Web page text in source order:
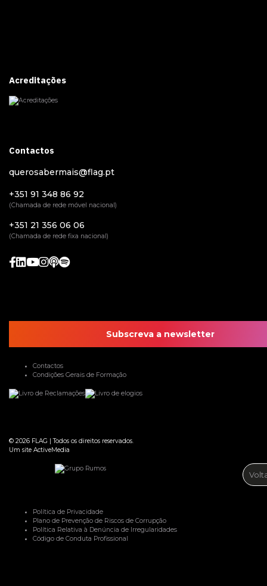
Acreditações
Contactos
querosabermais@flag.pt
+351 91 348 86 92
(Chamada de rede móvel nacional)
+351 21 356 06 06
(Chamada de rede fixa nacional)
Subscreva a newsletter
Contactos
Condições Gerais de Formação
© 2026 FLAG |Todos os direitos reservados.
Um site ActiveMedia
Política de Privacidade
Plano de Prevenção de Riscos de Corrupção
Política Relativa à Denúncia de Irregularidades
Código de Conduta Profissional